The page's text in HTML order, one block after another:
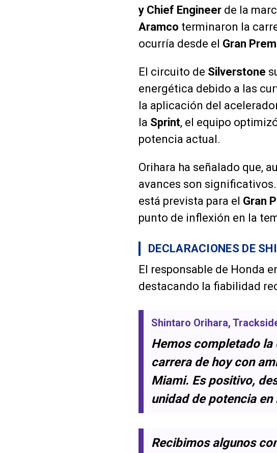
y Chief Engineer de la
Aramco terminaron la
ocurría desde el Gran
El circuito de Silverstone
energética debido a las
la aplicación del
la Sprint, el equipo
potencia actual.
Orihara ha señalado que,
avances son
está prevista para el Gran
punto de inflexión en la
DECLARACIONES DE
El responsable de Honda
destacando la fiabilidad
Shintaro Orihara,
Hemos completado la
carrera de hoy con
Miami. Es positivo,
unidad de potencia
Recibimos algunos